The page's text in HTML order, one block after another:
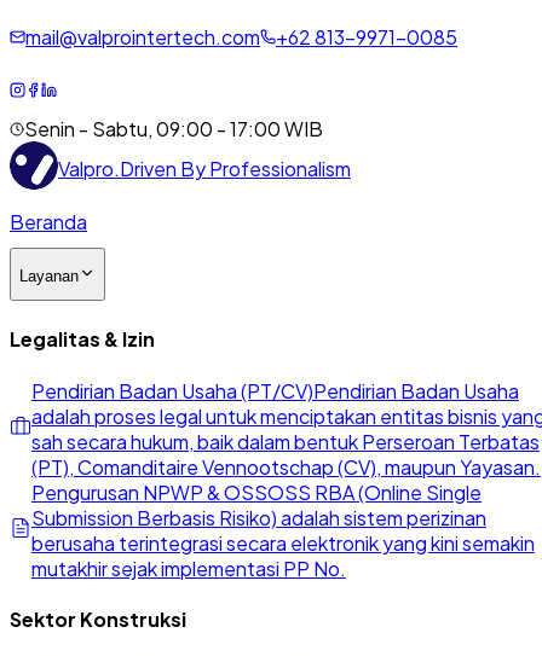
mail@valprointertech.com +62813-9971-0085
Senin - Sabtu, 09:00 - 17:00 WIB
Valpro.Driven By Professionalism
Beranda
Layanan
Legalitas & Izin
Pendirian Badan Usaha (PT/CV)Pendirian Badan Usaha
adalah proses legal untuk menciptakan entitas bisnis
sah secara hukum, baik dalam bentuk Perseroan Terbatas
(PT), Comanditaire Vennootschap (CV), maupun Yayasan.
Pengurusan NPWP & OSSOSS RBA (Online Single
Submission Berbasis Risiko) adalah sistem perizinan
berusaha terintegrasi secara elektronik yang kini semakin
mutakhir sejak implementasi PP No.
Sektor Konstruksi